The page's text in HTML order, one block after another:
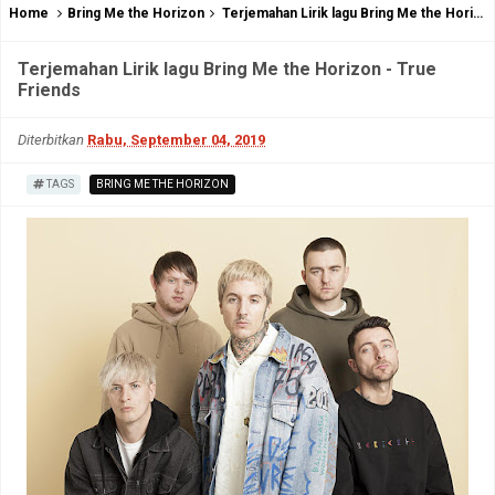
Home Bring Me the Horizon Terjemahan Lirik lagu Bring Me the Horizon - True Friends
Terjemahan Lirik lagu Bring Me the Horizon - True
Friends
Diterbitkan Rabu, September 04, 2019
TAGS BRING ME THE HORIZON